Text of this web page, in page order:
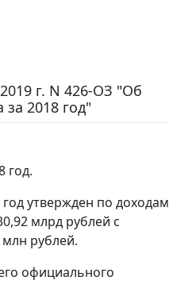
г. N 426-ОЗ "Об
2018 год"
год.
утвержден по доходам
млрд рублей с
рублей.
официального